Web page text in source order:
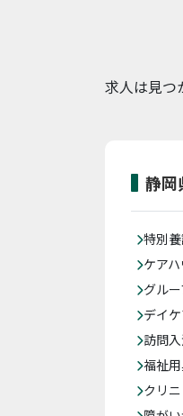
求人は見つ
静岡
特別
ケア
グル
デイ
訪問
福祉
クリ